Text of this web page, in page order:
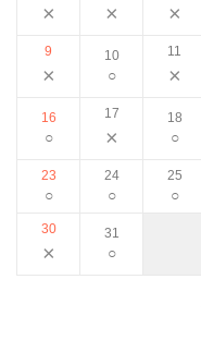
× × ×
9
×
10
○
11
×
16
○
17
×
18
○
23
○
24
○
25
○
30
×
31
○